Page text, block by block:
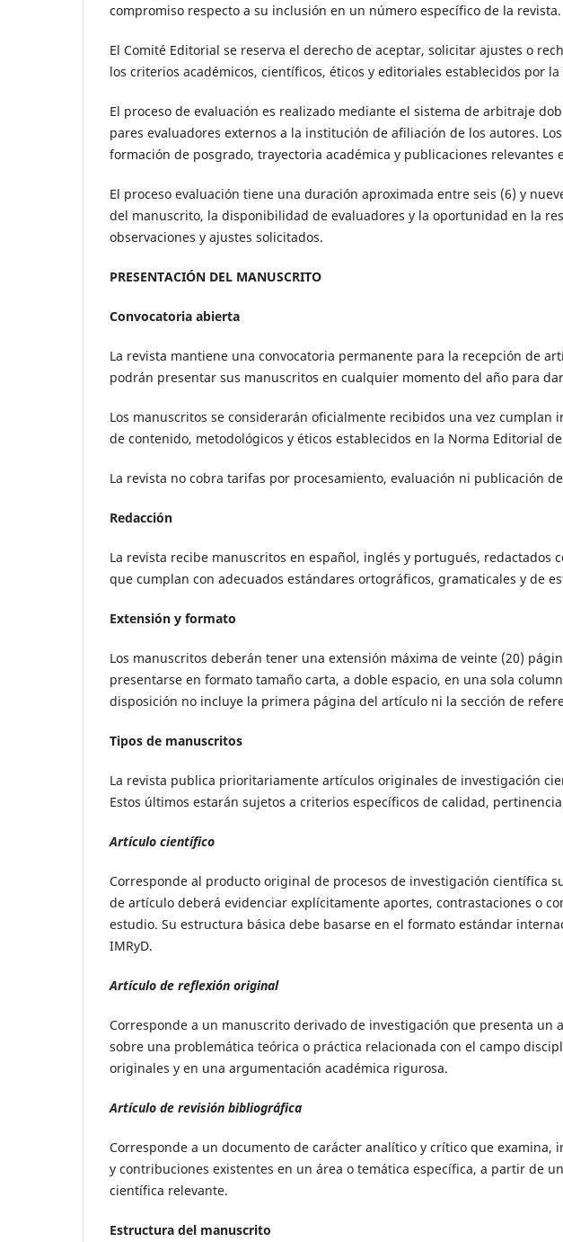
compromiso respecto a su inclusión en un número específico de la revista.
El Comité Editorial se reserva el derecho de aceptar, solicitar ajustes o
los criterios académicos, científicos, éticos y editoriales establecidos por la
El proceso de evaluación es realizado mediante el sistema de arbitraje
pares evaluadores externos a la institución de afiliación de los autores.
formación de posgrado, trayectoria académica y publicaciones relevantes
El proceso evaluación tiene una duración aproximada entre seis (6) y
del manuscrito, la disponibilidad de evaluadores y la oportunidad en la
observaciones y ajustes solicitados.
PRESENTACIÓN DEL MANUSCRITO
Convocatoria abierta
La revista mantiene una convocatoria permanente para la recepción de
podrán presentar sus manuscritos en cualquier momento del año para
Los manuscritos se considerarán oficialmente recibidos una vez
de contenido, metodológicos y éticos establecidos en la Norma Editorial
La revista no cobra tarifas por procesamiento, evaluación ni publicación
Redacción
La revista recibe manuscritos en español, inglés y portugués, redactados
que cumplan con adecuados estándares ortográficos, gramaticales y de
Extensión y formato
Los manuscritos deberán tener una extensión máxima de veinte (20)
presentarse en formato tamaño carta, a doble espacio, en una sola
disposición no incluye la primera página del artículo ni la sección de
Tipos de manuscritos
La revista publica prioritariamente artículos originales de investigación
Estos últimos estarán sujetos a criterios específicos de calidad,
Artículo científico
Corresponde al producto original de procesos de investigación científica
de artículo deberá evidenciar explícitamente aportes, contrastaciones o
estudio. Su estructura básica debe basarse en el formato estándar
IMRyD.
Artículo de reflexión original
Corresponde a un manuscrito derivado de investigación que presenta un
sobre una problemática teórica o práctica relacionada con el campo
originales y en una argumentación académica rigurosa.
Artículo de revisión bibliográfica
Corresponde a un documento de carácter analítico y crítico que examina,
y contribuciones existentes en un área o temática específica, a partir de
científica relevante.
Estructura del manuscrito